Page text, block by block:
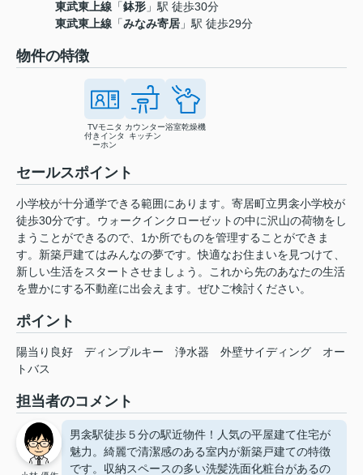
東武東上線 「鉢形 」駅 徒歩30分
東武東上線 「みなみ寄居 」駅 徒歩29分
物件の特徴
TVモニタ
付きインタ
ーホン
カウンター
キッチン
浴室乾燥機
セールスポイント
小学校が十分通学できる範囲にあります。寄居町立男衾小学校が
徒歩30分です。ウォークインクローゼットの中に沢山の荷物をし
まうことができるので、1か所でものを管理することができま
す。新築戸建てはみんなの夢です。快適なお住まいを見つけて、
新しい生活をスタートさせましょう。これから先のあなたの生活
を豊かにする不動産に出会えます。ぜひご検討ください。
ポイント
陽当り良好 ディンプルキー 浄水器 外壁サイディング
オー
トバス
担当者のコメント
男衾駅徒歩５分の駅近物件！人気の平屋建て住宅が
魅力。綺麗で清潔感のある室内が新築戸建ての特徴
です。収納スペースの多い洗髪洗面化粧台があるの